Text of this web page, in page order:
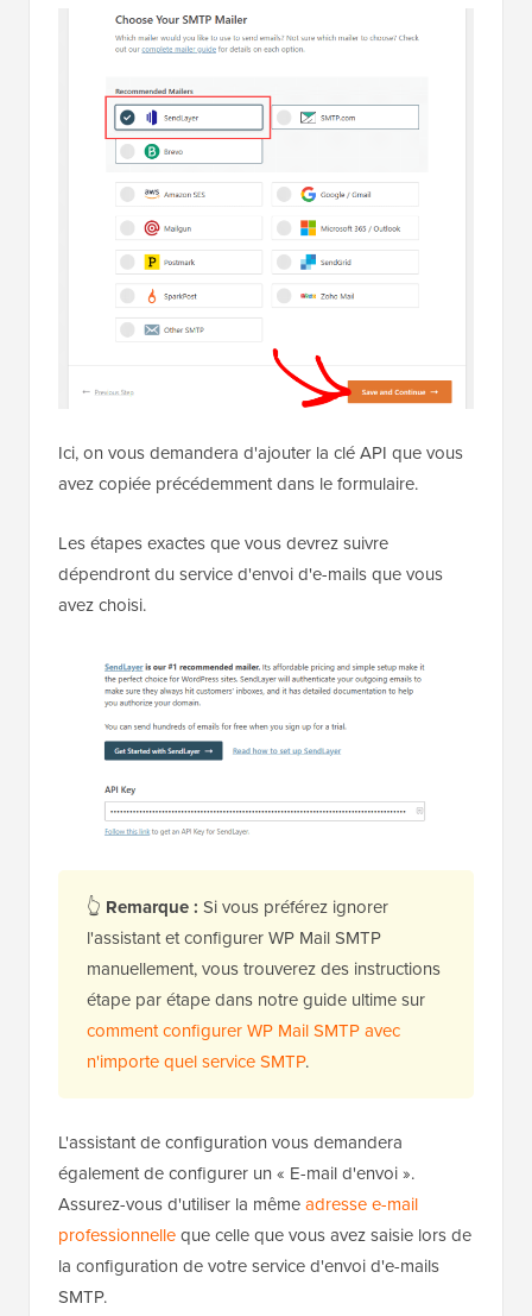
Ici, on vous demandera d'ajouter la clé API que vous
avez copiée précédemment dans le formulaire.
Les étapes exactes que vous devrez suivre
dépendront du service d'envoi d'e-mails que vous
avez choisi.
👆 Remarque : Si vous préférez ignorer
l'assistant et configurer WP Mail SMTP
manuellement, vous trouverez des instructions
étape par étape dans notre guide ultime sur
comment configurer WP Mail SMTP avec
n'importe quel service SMTP.
L'assistant de configuration vous demandera
également de configurer un « E-mail d'envoi ».
Assurez-vous d'utiliser la mêmeadresse e-mail
professionnelleque celle que vous avez saisie lors de
la configuration de votre service d'envoi d'e-mails
SMTP.